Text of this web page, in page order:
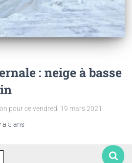
: neige à basse
pour ce vendredi 19 mars 2021
a 5 ans